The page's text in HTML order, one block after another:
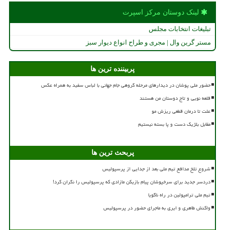
لینک دوستان مركز اسپرت
تبلیغات انتخابات مجلس
مستر گرین وال | مجری و طراح انواع دیوار سبز
پربیننده ترین ها
حضور ملی پوشان در دیدارهای مرحله گروهی جام جهانی با لباس سفید به همراه عکس
قلعه نویی و تاج دوستان من هستند
علت تا درمان قطعی ریزش مو
مقابل بلژیک دست و پا بسته نیستیم
پربحث ترین ها
شروع تلخ مدافع تیم ملی بعد از جدایی از پرسپولیس
دردسر جدید برای سرخپوشان پیام بازیکن مازادی که پرسپولیس را نگران کرد!
تیم ملی ترامپولین در راه ناگویا
واکنش طاهری و ایری به ماجرای حضور در پرسپولیس